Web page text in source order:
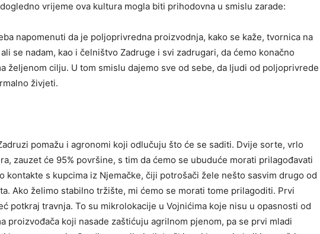
vrijeme ova kultura mogla biti prihodovna u smislu zarade:
napomenuti da je poljoprivredna proizvodnja, kako se kaže, tvornica na
se nadam, kao i čelništvo Zadruge i svi zadrugari, da ćemo konačno
željenom cilju. U tom smislu dajemo sve od sebe, da ljudi od poljoprivrede
živjeti.
pomažu i agronomi koji odlučuju što će se saditi. Dvije sorte, vrlo
zauzet će 95% površine, s tim da ćemo se ubuduće morati prilagođavati
kontakte s kupcima iz Njemačke, čiji potrošači žele nešto sasvim drugo od
Ako želimo stabilno tržište, mi ćemo se morati tome prilagoditi. Prvi
potkraj travnja. To su mikrolokacije u Vojnićima koje nisu u opasnosti od
proizvođača koji nasade zaštićuju agrilnom pjenom, pa se prvi mladi